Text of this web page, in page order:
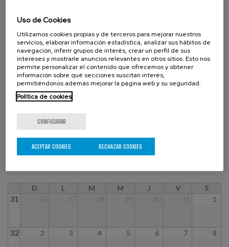
Agosto 2026
D L M M J V S
31 26 27 28 29 30 31 1
32 2 3 4 5 6 7 8
Uso de Cookies
Utilizamos cookies propias y de terceros para mejorar nuestros
servicios, elaborar información estadística, analizar sus hábitos de
navegación, inferir grupos de interés, crear un perfil de sus
intereses y mostrarle anuncios relevantes en otros sitios. Esto nos
permite personalizar el contenido que ofrecemos y obtener
información sobre qué secciones suscitan interés,
permitiéndonos además mejorar la página web y su seguridad.
Política de cookies
CONFIGURAR
RECHAZAR COOKIES
ACEPTAR COOKIES